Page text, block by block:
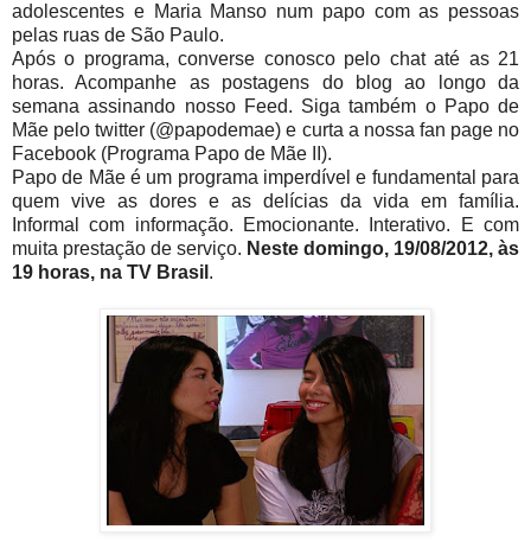
adolescentes e Maria Manso num papo com as pessoas
pelas ruas de São Paulo.
Após o programa, converse conosco pelo chat até as 21
horas. Acompanhe as postagens do blog ao longo da
semana assinando nosso Feed. Siga também o Papo de
Mãe pelo twitter (@papodemae) e curta a nossa fan page no
Facebook (Programa Papo de Mãe II).
Papo de Mãe é um programa imperdível e fundamental para
quem vive as dores e as delícias da vida em família.
Informal com informação. Emocionante. Interativo. E com
muita prestação de serviço. Neste domingo, 19/08/2012, às
19 horas, na TV Brasil .